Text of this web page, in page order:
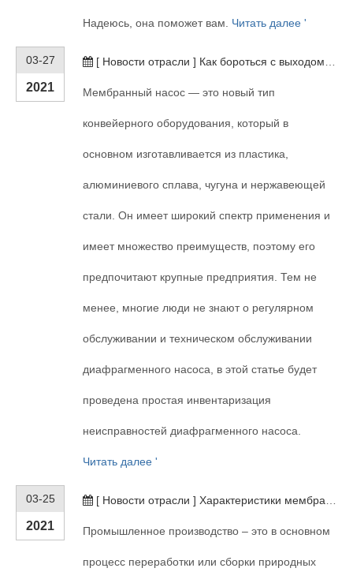
Надеюсь, она поможет вам. Читать далее '
03-27
2021
[ Новости отрасли ] Как бороться с выходом из строя диафрагменного насоса?
Мембранный насос — это новый тип
конвейерного оборудования, который в
основном изготавливается из пластика,
алюминиевого сплава, чугуна и нержавеющей
стали. Он имеет широкий спектр применения и
имеет множество преимуществ, поэтому его
предпочитают крупные предприятия. Тем не
менее, многие люди не знают о регулярном
обслуживании и техническом обслуживании
диафрагменного насоса, в этой статье будет
проведена простая инвентаризация
неисправностей диафрагменного насоса.
Читать далее '
03-25
2021
[ Новости отрасли ] Характеристики мембранного насоса
Промышленное производство – это в основном
процесс переработки или сборки природных